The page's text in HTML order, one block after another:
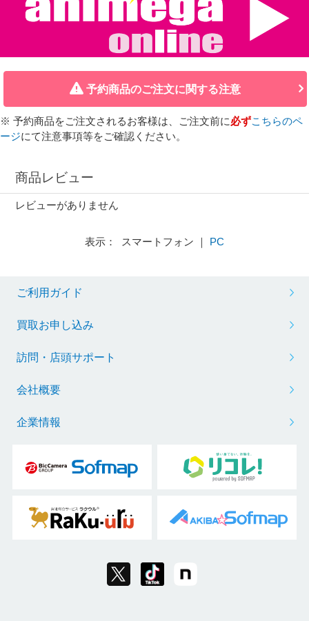
予約商品のご注文に関する注意
※ 予約商品をご注文されるお客様は、ご注文前に必ずこちらのペ
ージにて注意事項等をご確認ください。
商品レビュー
レビューがありません
表示： スマートフォン ｜ PC
ご利用ガイド
買取お申し込み
訪問・店頭サポート
会社概要
企業情報